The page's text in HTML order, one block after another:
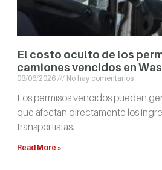
El costo oculto de los
camiones vencidos en
08/06/2026 No hay comentarios
Los permisos vencidos pueden
que afectan directamente los
transportistas.
Read More »